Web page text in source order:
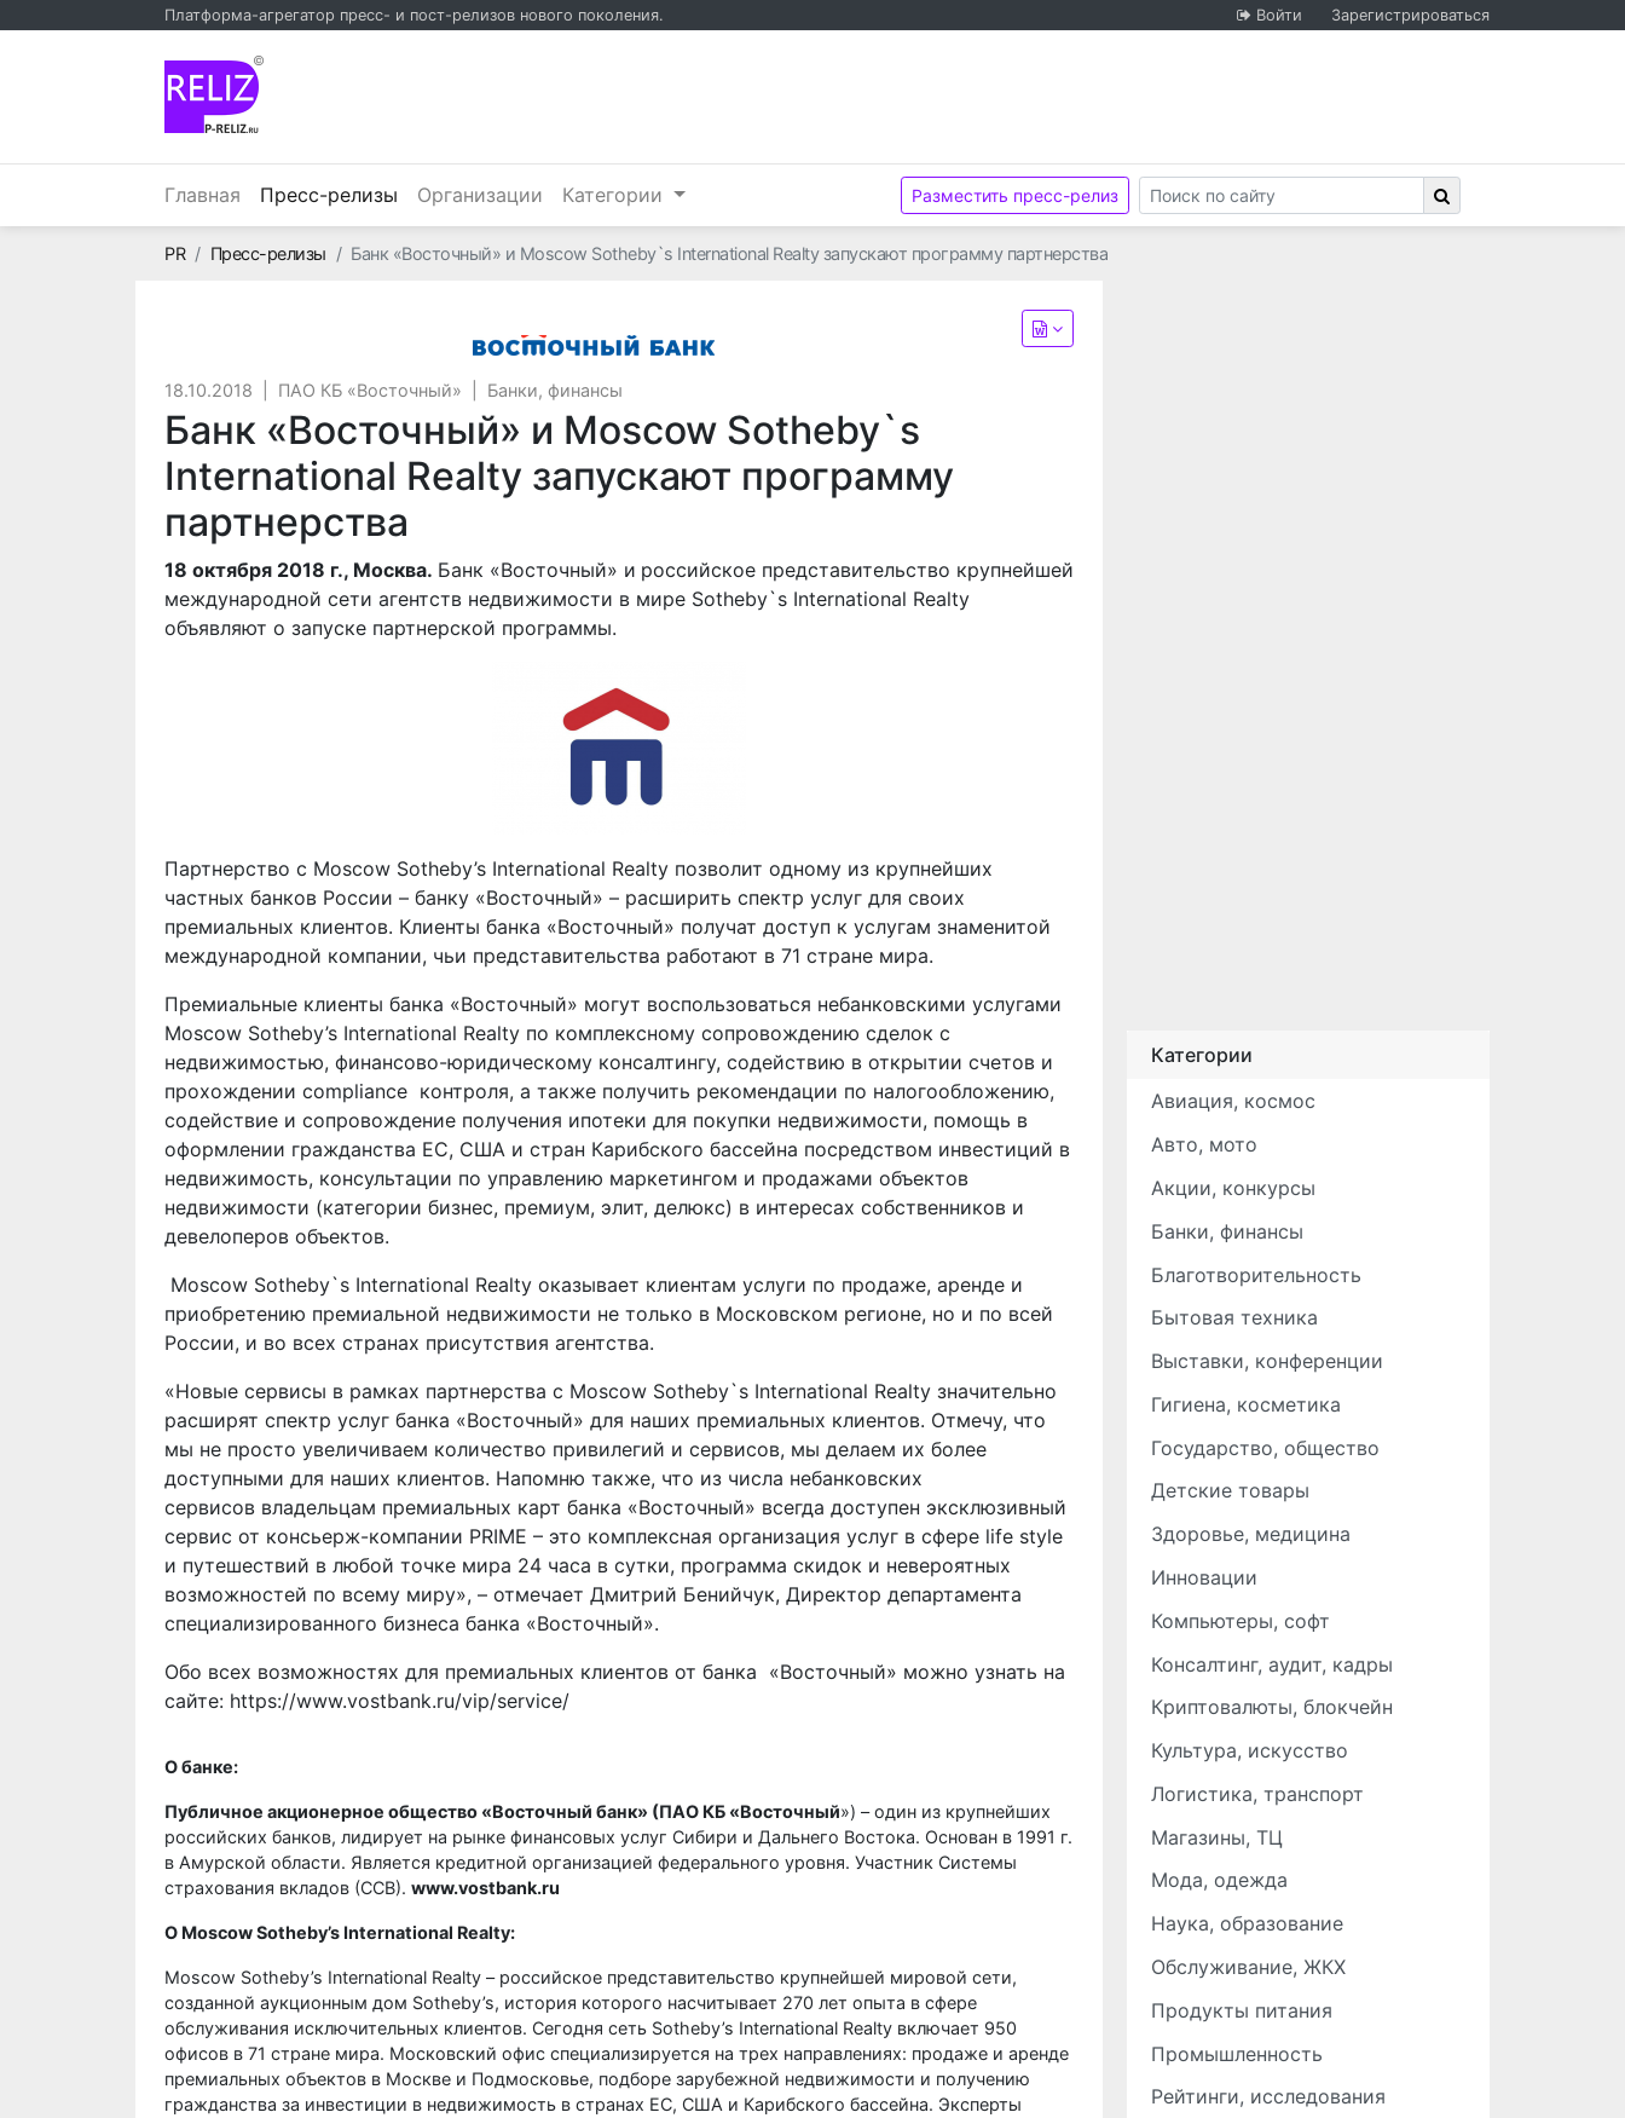
Платформа-агрегатор пресс- и пост-релизов нового поколения. Войти Зарегистрироваться
©
Главная Пресс-релизы (текущий)
Организации Категории Разместить пресс-релиз
PRГлавная
Пресс-релизы Банк «Восточный» и Moscow Sotheby`s International Realty запускают программу партнерства
ПАО КБ «Восточный»
18.10.2018 ПАО КБ «Восточный» Банки, финансы
Банк «Восточный» и Moscow Sotheby`s
International Realty запускают программу
партнерства
18 октября 2018 г., Москва. Банк «Восточный» и российское представительство крупнейшей
международной сети агентств недвижимости в мире Sotheby`s International Realty
объявляют о запуске партнерской программы.
Партнерство с Moscow Sotheby’s International Realty позволит одному из крупнейших
частных банков России – банку «Восточный» – расширить спектр услуг для своих
премиальных клиентов. Клиенты банка «Восточный» получат доступ к услугам знаменитой
международной компании, чьи представительства работают в 71 стране мира.
Премиальные клиенты банка «Восточный» могут воспользоваться небанковскими услугами
Moscow Sotheby’s International Realty по комплексному сопровождению сделок с
недвижимостью, финансово-юридическому консалтингу, содействию в открытии счетов и
прохождении compliance контроля, а также получить рекомендации по налогообложению,
содействие и сопровождение получения ипотеки для покупки недвижимости, помощь в
оформлении гражданства ЕС, США и стран Карибского бассейна посредством инвестиций в
недвижимость, консультации по управлению маркетингом и продажами объектов
недвижимости (категории бизнес, премиум, элит, делюкс) в интересах собственников и
девелоперов объектов.
Moscow Sotheby`s International Realty оказывает клиентам услуги по продаже, аренде и
приобретению премиальной недвижимости не только в Московском регионе, но и по всей
России, и во всех странах присутствия агентства.
«Новые сервисы в рамках партнерства с Moscow Sotheby`s International Realty значительно
расширят спектр услуг банка «Восточный» для наших премиальных клиентов. Отмечу, что
мы не просто увеличиваем количество привилегий и сервисов, мы делаем их более
доступными для наших клиентов. Напомню также, что из числа небанковских
сервисов владельцам премиальных карт банка «Восточный» всегда доступен эксклюзивный
сервис от консьерж-компании PRIME – это комплексная организация услуг в сфере life style
и путешествий в любой точке мира 24 часа в сутки, программа скидок и невероятных
возможностей по всему миру», – отмечает Дмитрий Бенийчук, Ди⁠ректор департамента
специализированного бизнеса банка «Восточный».
Обо всех возможностях для премиальных клиентов от банка «Восточный» можно узнать на
сайте: https://www.vostbank.ru/vip/service/
О банке:
Публичное акционерное общество «Восточный банк» (ПАО КБ «Восточный») – один из крупнейших
российских банков, лидирует на рынке финансовых услуг Сибири и Дальнего Востока. Основан в 1991 г.
в Амурской области. Является кредитной организацией федерального уровня. Участник Системы
страхования вкладов (ССВ). www.vostbank.ru
О MoscowSotheby’s International Realty:
Moscow Sotheby’s International Realty – российское представительство крупнейшей мировой сети,
созданной аукционным дом Sotheby’s, история которого насчитывает 270 лет опыта в сфере
обслуживания исключительных клиентов. Сегодня сеть Sotheby’s International Realty включает 950
офисов в 71 стране мира. Московский офис специализируется на трех направлениях: продаже и аренде
премиальных объектов в Москве и Подмосковье, подборе зарубежной недвижимости и получению
гражданства за инвестиции в недвижимость в странах ЕС, США и Карибского бассейна. Эксперты
Категории
Авиация, космос
Авто, мото
Акции, конкурсы
Банки, финансы
Благотворительность
Бытовая техника
Выставки, конференции
Гигиена, косметика
Государство, общество
Детские товары
Здоровье, медицина
Инновации
Компьютеры, софт
Консалтинг, аудит, кадры
Криптовалюты, блокчейн
Культура, искусство
Логистика, транспорт
Магазины, ТЦ
Мода, одежда
Наука, образование
Обслуживание, ЖКХ
Продукты питания
Промышленность
Рейтинги, исследования